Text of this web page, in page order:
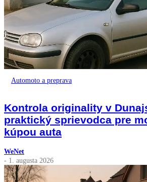
Automoto a preprava
Kontrola originality v
praktický sprievodca pre
kúpou auta
WeNet
- 1. augusta 2026